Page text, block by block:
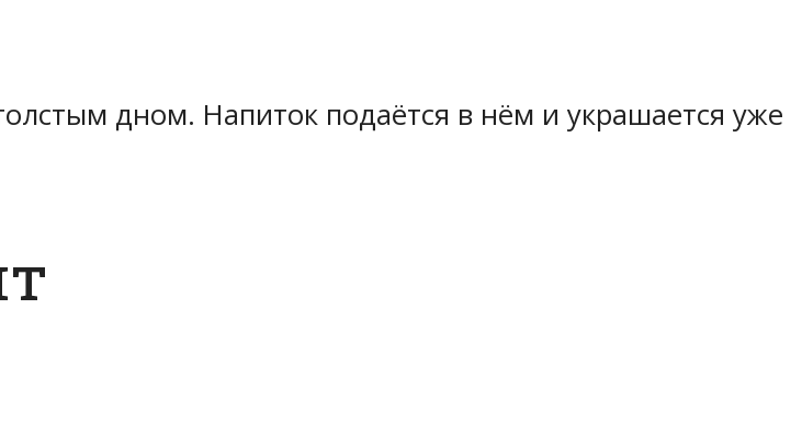
дном. Напиток подаётся в нём и украшается уже